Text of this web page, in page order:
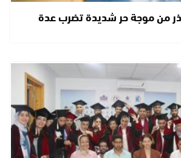
من موجة حر شديدة تضرب عدة